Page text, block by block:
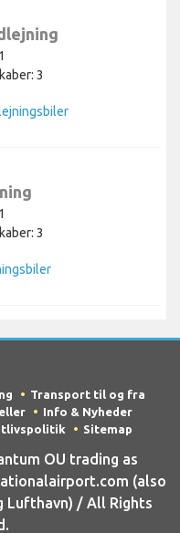
3
3
Transport til og fra
Info & Nyheder
Sitemap
OU trading as
(also
Lufthavn) / All Rights